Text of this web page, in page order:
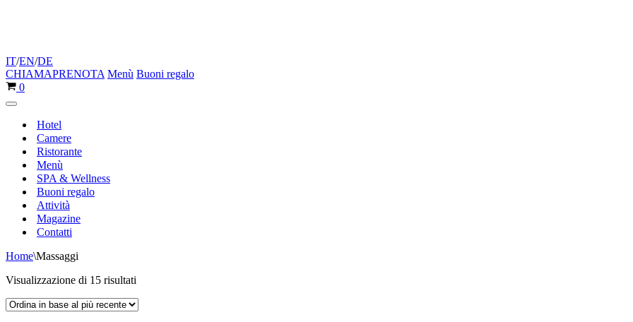
IT/EN/DE
CHIAMAPRENOTA Menù Buoni regalo
Carrello
0
Menu
navigazione
Hotel
Camere
Ristorante
Menù
SPA & Wellness
Buoni regalo
Attività
Magazine
Contatti
Home\Massaggi
Visualizzazione di 15 risultati